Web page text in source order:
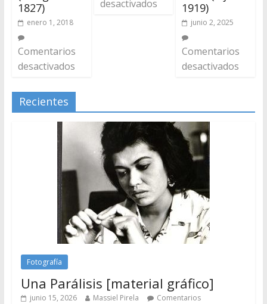
1827)
enero 1, 2018
Comentarios
desactivados
desactivados
1919)
junio 2, 2025
Comentarios
desactivados
Recientes
Fotografía
Una Parálisis [material gráfico]
junio 15, 2026 Massiel Pirela Comentarios